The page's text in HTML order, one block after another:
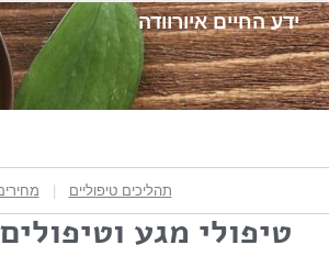
ידע החיים איורוודה
תהליכים טיפוליים
טיפולי מגע